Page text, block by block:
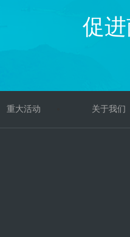
促
重大活动 关于我们